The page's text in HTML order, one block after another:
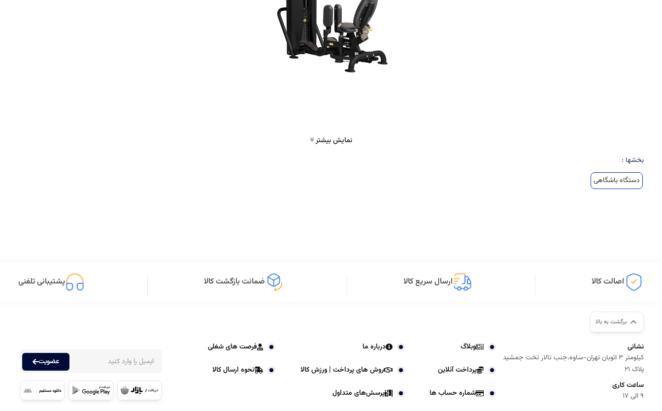
نمایش بیشتر
بخشها :
دستگاه باشگاهی
اصالت کالا ارسال سریع کالا ضمانت بازگشت کالا پشتیبانی تلفنی
برگشت به بالا
نشانی
کیلومتر 3 اتوبان تهران-ساوه،جنب تالار تخت جمشید
پلاک 21
ساعت کاری
9 الی 17
وبلاگ درباره ما فرصت های شغلی
پرداخت آنلاین روش های پرداخت | ورزش کالا نحوه ارسال کالا
شماره حساب ها پرسش‌های متداول
عضویت